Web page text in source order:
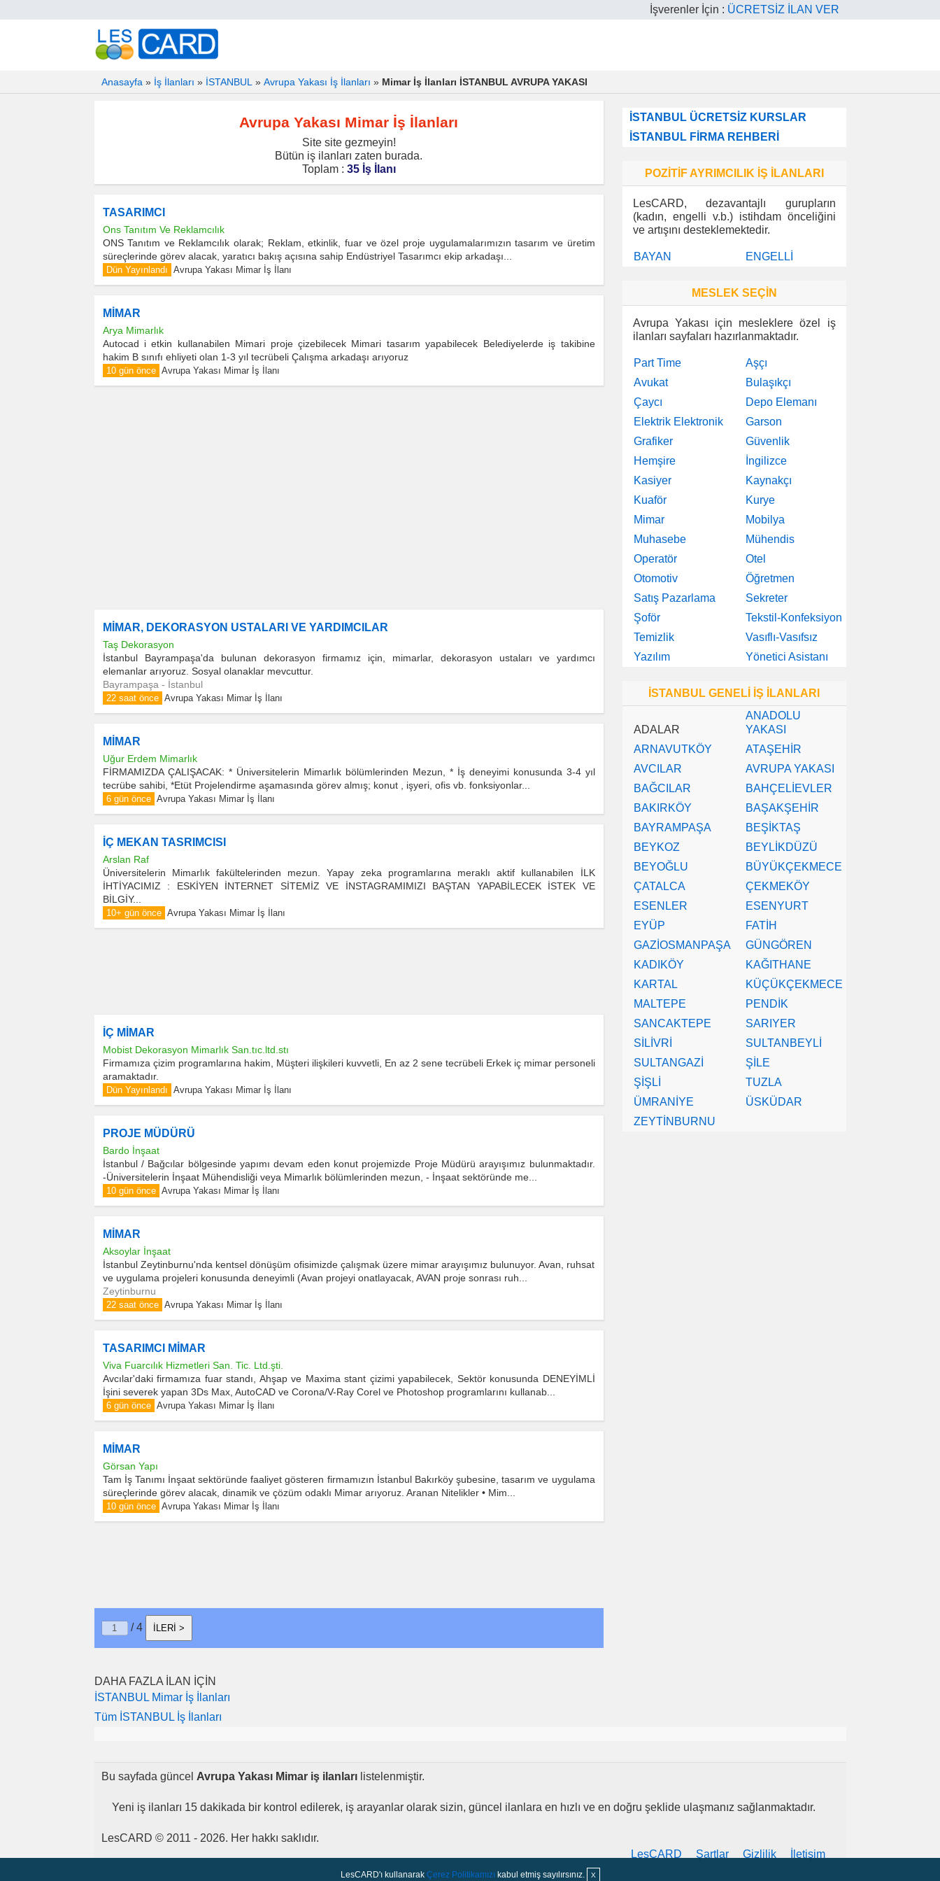
İşverenler İçin : ÜCRETSİZ İLAN VER
Anasayfa » İş İlanları » İSTANBUL » Avrupa Yakası İş İlanları » Mimar İş İlanları İSTANBUL AVRUPA YAKASI
Avrupa Yakası Mimar İş İlanları
Site site gezmeyin!
Bütün iş ilanları zaten burada.
Toplam : 35 İş İlanı
TASARIMCI
Ons Tanıtım Ve Reklamcılık
ONS Tanıtım ve Reklamcılık olarak; Reklam, etkinlik, fuar ve özel proje uygulamalarımızın tasarım ve üretim
süreçlerinde görev alacak, yaratıcı bakış açısına sahip Endüstriyel Tasarımcı ekip arkadaşı...
Dün Yayınlandı Avrupa Yakası Mimar İş İlanı
MİMAR
Arya Mimarlık
Autocad i etkin kullanabilen Mimari proje çizebilecek Mimari tasarım yapabilecek Belediyelerde iş takibine
hakim B sınıfı ehliyeti olan 1-3 yıl tecrübeli Çalışma arkadaşı arıyoruz
10 gün önce Avrupa Yakası Mimar İş İlanı
MİMAR, DEKORASYON USTALARI VE YARDIMCILAR
Taş Dekorasyon
İstanbul Bayrampaşa'da bulunan dekorasyon firmamız için, mimarlar, dekorasyon ustaları ve yardımcı
elemanlar arıyoruz. Sosyal olanaklar mevcuttur.
Bayrampaşa - İstanbul
22 saat önce Avrupa Yakası Mimar İş İlanı
MİMAR
Uğur Erdem Mimarlık
FİRMAMIZDA ÇALIŞACAK: * Üniversitelerin Mimarlık bölümlerinden Mezun, * İş deneyimi konusunda 3-4 yıl
tecrübe sahibi, *Etüt Projelendirme aşamasında görev almış; konut , işyeri, ofis vb. fonksiyonlar...
6 gün önce Avrupa Yakası Mimar İş İlanı
İÇ MEKAN TASRIMCISI
Arslan Raf
Üniversitelerin Mimarlık fakültelerinden mezun. Yapay zeka programlarına meraklı aktif kullanabilen İLK
İHTİYACIMIZ : ESKİYEN İNTERNET SİTEMİZ VE İNSTAGRAMIMIZI BAŞTAN YAPABİLECEK İSTEK VE
BİLGİY...
10+ gün önce Avrupa Yakası Mimar İş İlanı
İÇ MİMAR
Mobist Dekorasyon Mimarlık San.tıc.ltd.stı
Firmamıza çizim programlarına hakim, Müşteri ilişkileri kuvvetli, En az 2 sene tecrübeli Erkek iç mimar personeli
aramaktadır.
Dün Yayınlandı Avrupa Yakası Mimar İş İlanı
PROJE MÜDÜRÜ
Bardo İnşaat
İstanbul / Bağcılar bölgesinde yapımı devam eden konut projemizde Proje Müdürü arayışımız bulunmaktadır.
-Üniversitelerin İnşaat Mühendisliği veya Mimarlık bölümlerinden mezun, - İnşaat sektöründe me...
10 gün önce Avrupa Yakası Mimar İş İlanı
MİMAR
Aksoylar İnşaat
İstanbul Zeytinburnu'nda kentsel dönüşüm ofisimizde çalışmak üzere mimar arayışımız bulunuyor. Avan, ruhsat
ve uygulama projeleri konusunda deneyimli (Avan projeyi onatlayacak, AVAN proje sonrası ruh...
Zeytinburnu
22 saat önce Avrupa Yakası Mimar İş İlanı
TASARIMCI MİMAR
Viva Fuarcılık Hizmetleri San. Tic. Ltd.şti.
Avcılar'daki firmamıza fuar standı, Ahşap ve Maxima stant çizimi yapabilecek, Sektör konusunda DENEYİMLİ
İşini severek yapan 3Ds Max, AutoCAD ve Corona/V-Ray Corel ve Photoshop programlarını kullanab...
6 gün önce Avrupa Yakası Mimar İş İlanı
MİMAR
Görsan Yapı
Tam İş Tanımı İnşaat sektöründe faaliyet gösteren firmamızın İstanbul Bakırköy şubesine, tasarım ve uygulama
süreçlerinde görev alacak, dinamik ve çözüm odaklı Mimar arıyoruz. Aranan Nitelikler • Mim...
10 gün önce Avrupa Yakası Mimar İş İlanı
/ 4 İLERİ >
DAHA FAZLA İLAN İÇİN
İSTANBUL Mimar İş İlanları
Tüm İSTANBUL İş İlanları
İSTANBUL ÜCRETSİZ KURSLAR
İSTANBUL FİRMA REHBERİ
POZİTİF AYRIMCILIK İŞ İLANLARI
LesCARD, dezavantajlı gurupların
(kadın, engelli v.b.) istihdam önceliğini
ve artışını desteklemektedir.
BAYAN ENGELLİ
MESLEK SEÇİN
Avrupa Yakası için mesleklere özel iş
ilanları sayfaları hazırlanmaktadır.
Part Time
Aşçı
Avukat
Bulaşıkçı
Çaycı
Depo Elemanı
Elektrik Elektronik
Garson
Grafiker
Güvenlik
Hemşire
İngilizce
Kasiyer
Kaynakçı
Kuaför
Kurye
Mimar
Mobilya
Muhasebe
Mühendis
Operatör
Otel
Otomotiv
Öğretmen
Satış Pazarlama
Sekreter
Şoför
Tekstil-Konfeksiyon
Temizlik
Vasıflı-Vasıfsız
Yazılım
Yönetici Asistanı
İSTANBUL GENELİ İŞ İLANLARI
ADALAR
ANADOLU
YAKASI
ARNAVUTKÖY
ATAŞEHİR
AVCILAR
AVRUPA YAKASI
BAĞCILAR
BAHÇELİEVLER
BAKIRKÖY
BAŞAKŞEHİR
BAYRAMPAŞA
BEŞİKTAŞ
BEYKOZ
BEYLİKDÜZÜ
BEYOĞLU
BÜYÜKÇEKMECE
ÇATALCA
ÇEKMEKÖY
ESENLER
ESENYURT
EYÜP
FATİH
GAZİOSMANPAŞA
GÜNGÖREN
KADIKÖY
KAĞITHANE
KARTAL
KÜÇÜKÇEKMECE
MALTEPE
PENDİK
SANCAKTEPE
SARIYER
SİLİVRİ
SULTANBEYLİ
SULTANGAZİ
ŞİLE
ŞİŞLİ
TUZLA
ÜMRANİYE
ÜSKÜDAR
ZEYTİNBURNU
Bu sayfada güncel Avrupa Yakası Mimar iş ilanlarılistelenmiştir.
Yeni iş ilanları 15 dakikada bir kontrol edilerek, iş arayanlar olarak sizin, güncel ilanlara en hızlı ve en doğru şeklide ulaşmanız sağlanmaktadır.
LesCARD © 2011 - 2026. Her hakkı saklıdır.
LesCARD
Şartlar Gizlilik İletişim
LesCARD'ı kullanarak Çerez Politikamızı kabul etmiş sayılırsınız. X